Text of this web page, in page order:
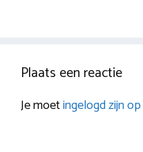
Plaats een reactie
Je moetingelogd zijn op